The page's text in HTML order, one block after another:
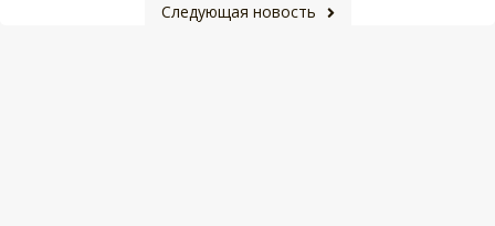
Следующая новость